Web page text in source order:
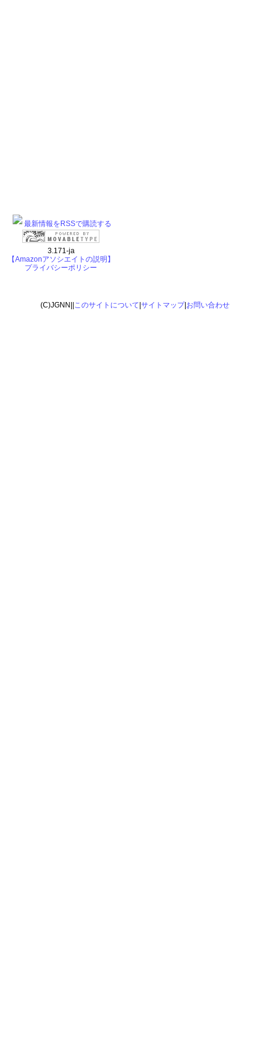
最新情報をRSSで購読する
3.171-ja
【Amazonアソシエイトの説明】
プライバシーポリシー
(C)JGNN|| このサイトについて サイトマップ| お問い合わせ